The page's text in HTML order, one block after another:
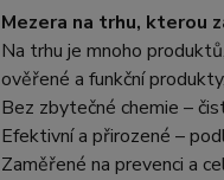
Mezera na trhu, kterou
Na trhu je mnoho
ověřené a funkční
Bez zbytečné chemie –
Efektivní a přirozené –
Zaměřené na prevenci a